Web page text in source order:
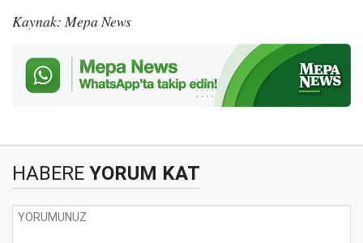
Kaynak: Mepa News
HABERE YORUM KAT